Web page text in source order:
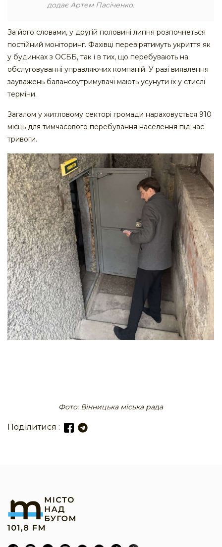
додає Артем Пасіченко.
За його словами, у другій половині липня розпочнеться
постійний моніторинг. Фахівці перевірятимуть укриття як
у будинках з ОСББ, так і в тих, що перебувають на
обслуговуванні управляючих компаній. У разі виявлення
зауважень балансоутримувачі мають усунути їх у стислі
терміни.
Загалом у житловому секторі громади нараховується 910
місць для тимчасового перебування населення під час
тривоги.
Фото: Вінницька міська рада
Поділитися :